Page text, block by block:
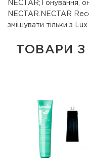
NECTAR;Тонування,
NECTAR.NECTAR
змішувати тільки з
ТОВАРИ З